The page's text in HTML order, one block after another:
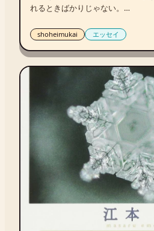
れるときばかりじゃない。
個人史と世界史の両方に分け入り
みのなかに光を見つける心揺さぶ
shoheimukai エッセイ